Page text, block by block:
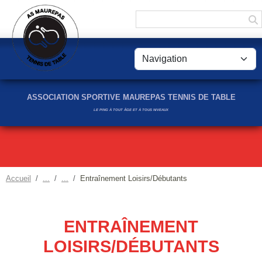
ASSOCIATION SPORTIVE MAUREPAS TENNIS DE TABLE
LE PING À TOUT ÂGE ET À TOUS NIVEAUX
Accueil Entraînement Loisirs/Débutants
ENTRAÎNEMENT
LOISIRS/DÉBUTANTS
Panneau de gestion des cookies